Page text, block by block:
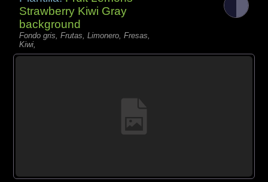
Strawberry Kiwi Gray
background
Fondo gris, Frutas, Limonero, Fresas,
Kiwi,